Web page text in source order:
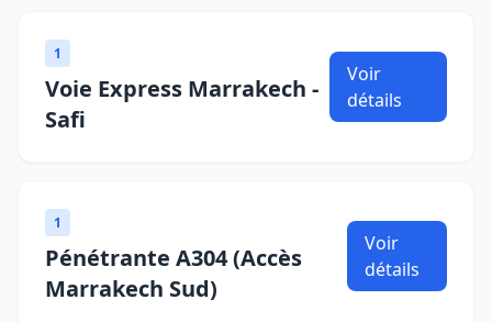
1
Voie Express Marrakech -
Safi
Voir
détails
1
Pénétrante A304 (Accès
Marrakech Sud)
Voir
détails